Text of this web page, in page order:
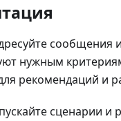
сообщения
нужным
рекомендаций и
сценарии